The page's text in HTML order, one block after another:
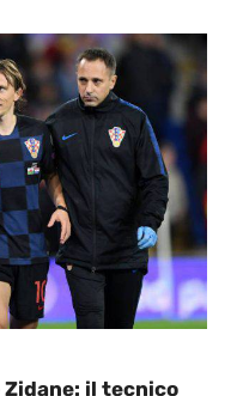
il tecnico